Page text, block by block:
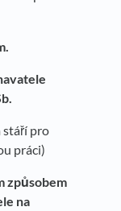
stáří pro
práci)
způsobem
na